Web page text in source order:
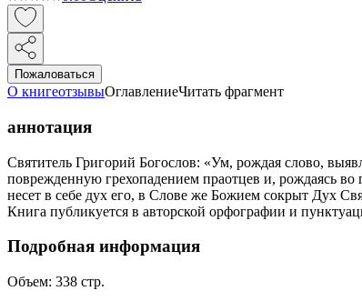
Пожаловаться
О книгеотзывыОглавлениеЧитать фрагмент
аннотация
Святитель Григорий Богослов: «Ум, рождая слово,
поврежденную грехопадением праотцев и, рождаясь
несет в себе дух его, в Слове же Божием сокрыт Дух
Книга публикуется в авторской орфографии и
Подробная информация
Объем: 338 стр.